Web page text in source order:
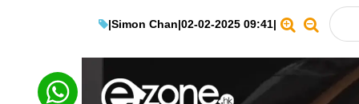
|Simon Chan|02-02-2025 09:41|